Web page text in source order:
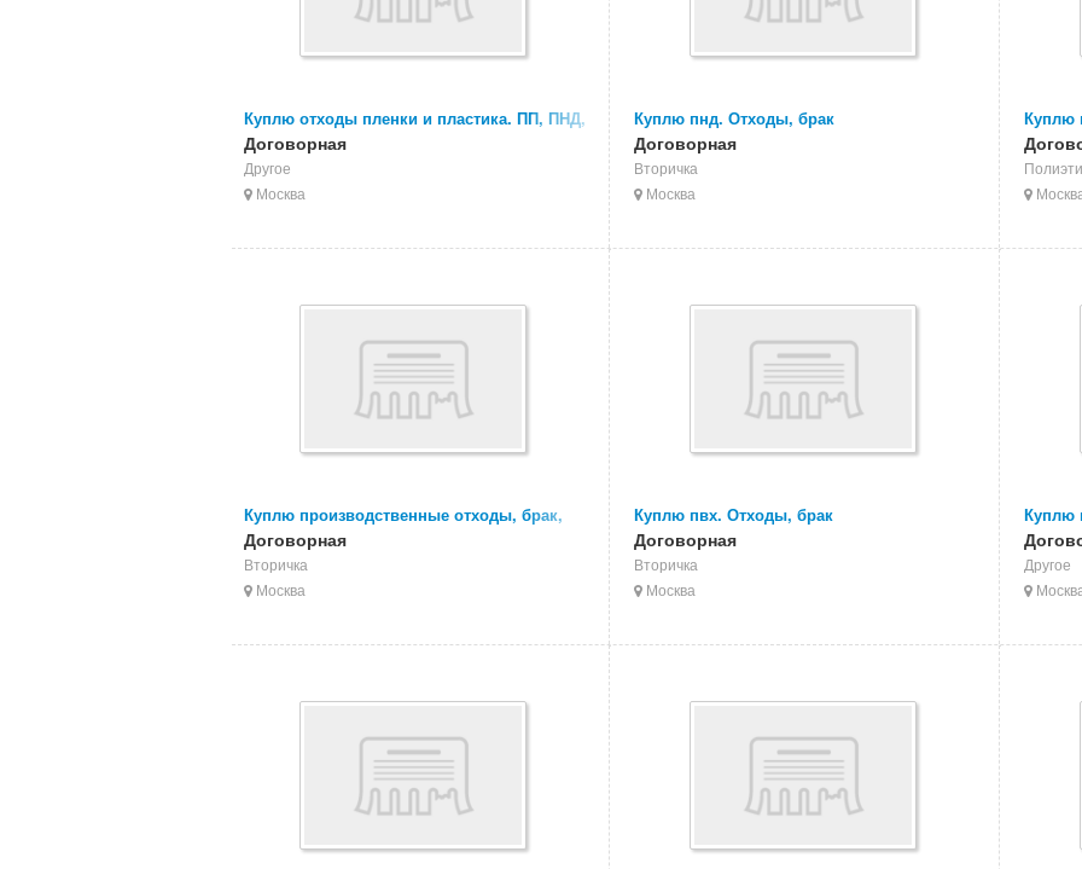
Куплю отходы пленки и пластика. ПП, ПНД,
ПВД, СТРЕТЧ, ПС, ПА, АБС, ПК, ПЭТ, ПВХ
Договорная
Другое
Москва
Куплю пнд. Отходы, брак
Договорная
Вторичка
Москва
Куплю
Куплю производственные отходы, брак,
изделия ПВХ
Договорная
Вторичка
Москва
Куплю пвх. Отходы, брак
Договорная
Вторичка
Москва
Куплю
Другое